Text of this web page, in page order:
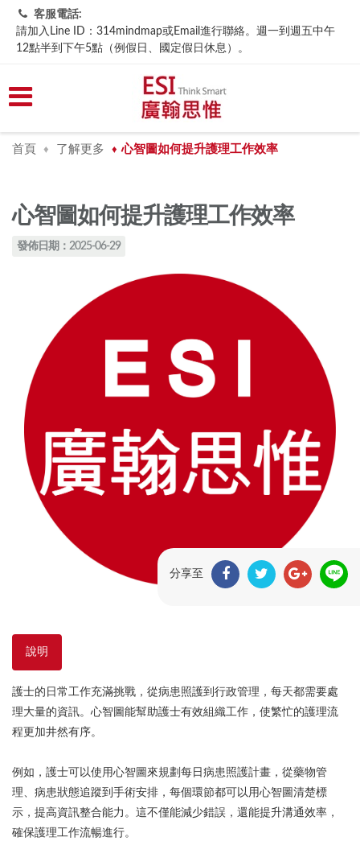
客服電話:
請加入Line ID：314mindmap或Email進行聯絡。週一到週五中午
12點半到下午5點（例假日、國定假日休息）。
首頁 ♦ 了解更多 ♦ ​心智圖如何提升護理工作效率
​心智圖如何提升護理工作效率
發佈日期：2025-06-29
分享至
說明
護士的日常工作充滿挑戰，從病患照護到行政管理，每天都需要處
理大量的資訊。心智圖能幫助護士有效組織工作，使繁忙的護理流
程更加井然有序。
例如，護士可以使用心智圖來規劃每日病患照護計畫，從藥物管
理、病患狀態追蹤到手術安排，每個環節都可以用心智圖清楚標
示，提高資訊整合能力。這不僅能減少錯誤，還能提升溝通效率，
確保護理工作流暢進行。